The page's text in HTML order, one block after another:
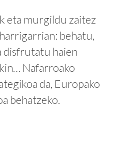
eta murgildu zaitez
behatu,
disfrutatu haien
Nafarroako
da, Europako
behatzeko.